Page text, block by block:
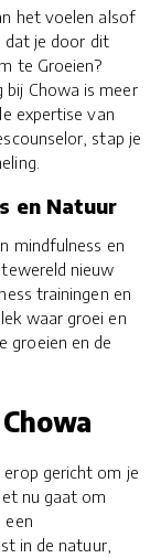
het voelen alsof
dat je door dit
te Groeien?
bij Chowa is meer
expertise van
stap je
en Natuur
mindfulness en
nieuw
trainingen en
waar groei en
groeien en de
erop gericht om je
nu gaat om
een
in de natuur,